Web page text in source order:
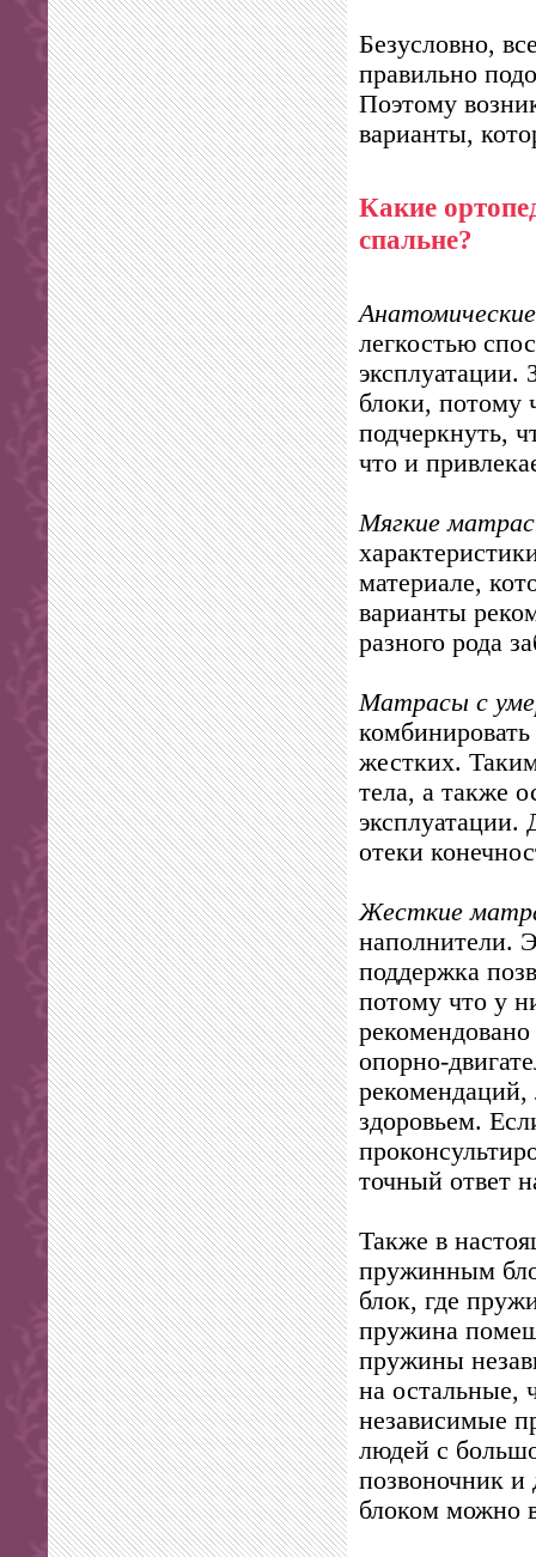
Безусловно,
правильно
Поэтому
варианты,
Какие
спальне?
Анатомические
легкостью
эксплуатации.
блоки, потому
подчеркнуть,
что и
Мягкие
материале,
варианты
разного рода
Матрасы с
жестких.
тела, а также
эксплуатации.
отеки
Жесткие
наполнители.
поддержка
потому что у
опорно-
здоровьем.
точный ответ
Также в
пружинным
блок, где
пружина
пружины
на остальные,
независимые
людей с
позвоночник
блоком можно